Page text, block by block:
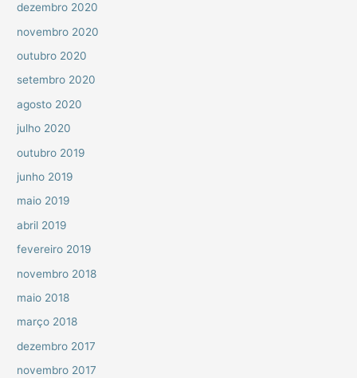
dezembro 2020
novembro 2020
outubro 2020
setembro 2020
agosto 2020
julho 2020
outubro 2019
junho 2019
maio 2019
abril 2019
fevereiro 2019
novembro 2018
maio 2018
março 2018
dezembro 2017
novembro 2017